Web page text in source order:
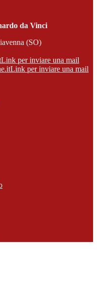
da Vinci
(SO)
Link per inviare una mail
Link per inviare una mail